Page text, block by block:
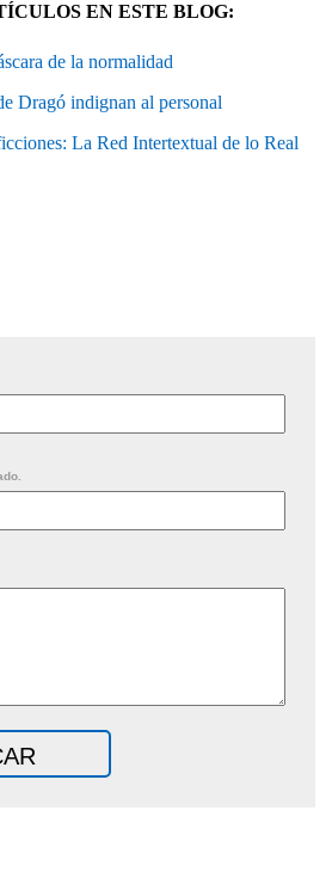
EN ESTE BLOG:
de la normalidad
Dragó indignan al personal
La Red Intertextual de lo Real